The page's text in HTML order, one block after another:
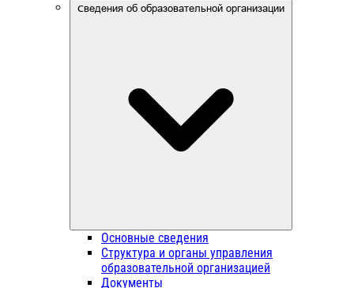
Сведения об образовательной организации
Основные сведения
Структура и органы управления
образовательной организацией
Документы